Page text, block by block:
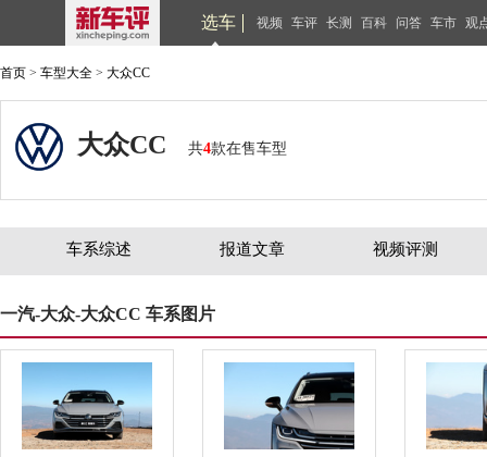
选车 视频 车评 长测 百科 问答 车市 观
首页 > 车型大全 > 大众CC
大众CC 共4款在售车型
车系综述 报道文章 视频评测
一汽-大众-大众CC 车系图片